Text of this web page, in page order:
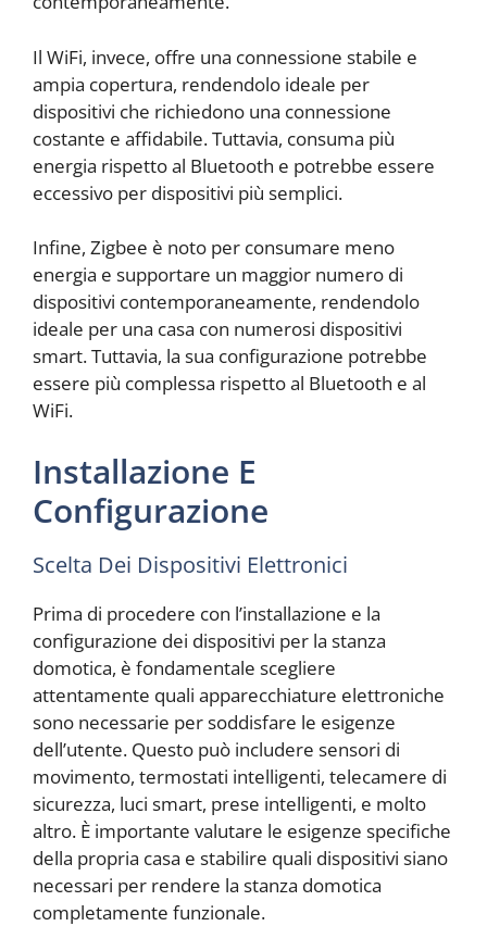
Il WiFi, invece, offre una connessione stabile e
ampia copertura, rendendolo ideale per
dispositivi che richiedono una connessione
costante e affidabile. Tuttavia, consuma più
energia rispetto al Bluetooth e potrebbe essere
eccessivo per dispositivi più semplici.
Infine, Zigbee è noto per consumare meno
energia e supportare un maggior numero di
dispositivi contemporaneamente, rendendolo
ideale per una casa con numerosi dispositivi
smart. Tuttavia, la sua configurazione potrebbe
essere più complessa rispetto al Bluetooth e al
WiFi.
Installazione E
Configurazione
Scelta Dei Dispositivi Elettronici
Prima di procedere con l’installazione e la
configurazione dei dispositivi per la stanza
domotica, è fondamentale scegliere
attentamente quali apparecchiature elettroniche
sono necessarie per soddisfare le esigenze
dell’utente. Questo può includere sensori di
movimento, termostati intelligenti, telecamere di
sicurezza, luci smart, prese intelligenti, e molto
altro. È importante valutare le esigenze specifiche
della propria casa e stabilire quali dispositivi siano
necessari per rendere la stanza domotica
completamente funzionale.